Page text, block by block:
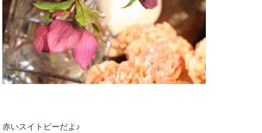
赤いスイトピーだよ♪